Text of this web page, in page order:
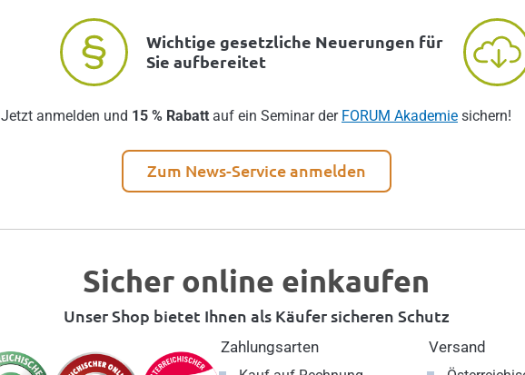
Wichtige gesetzliche Neuerungen für
Sie aufbereitet
Jetzt anmelden und 15 % Rabatt auf ein Seminar der FORUM Akademie sichern!
Zum News-Service anmelden
Sicher online einkaufen
Unser Shop bietet Ihnen als Käufer sicheren Schutz
Zahlungsarten Versand